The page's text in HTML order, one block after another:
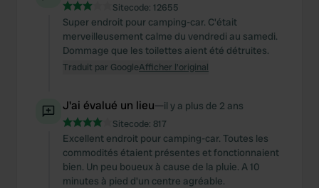
Sitecode: 12655
Super endroit pour camping-car. C'était
merveilleusement calme du vendredi au samedi.
Dommage que les toilettes aient été détruites.
Traduit par GoogleAfficher l'original
J'ai évalué un lieu—il y a plus de 2 ans
Sitecode: 817
Excellent endroit pour camping-car. Toutes les
commodités étaient présentes et fonctionnaient
bien. Un peu boueux à cause de la pluie. A 10
minutes à pied d'un centre agréable.